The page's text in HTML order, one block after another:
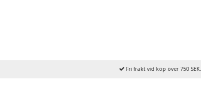
Fri frakt vid köp över 750 SEK.